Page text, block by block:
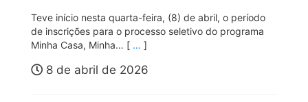
Teve início nesta quarta-feira, (8) de abril, o período
de inscrições para o processo seletivo do programa
Minha Casa, Minha… [ … ]
8 de abril de 2026